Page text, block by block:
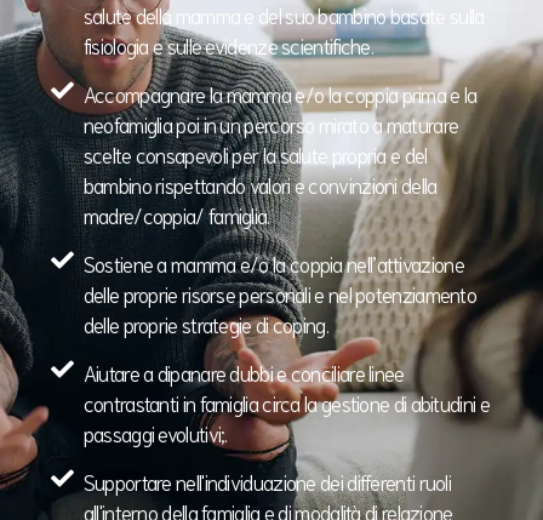
salute della mamma e del suo bambino basate sulla
fisiologia e sulle evidenze scientifiche.
Accompagnare la mamma e/o la coppia prima e la
neofamiglia poi in un percorso mirato a maturare
scelte consapevoli per la salute propria e del
bambino rispettando valori e convinzioni della
madre/coppia/ famiglia.
Sostiene a mamma e/o la coppia nell’attivazione
delle proprie risorse personali e nel potenziamento
delle proprie strategie di coping.
Aiutare a dipanare dubbi e conciliare linee
contrastanti in famiglia circa la gestione di abitudini e
passaggi evolutivi;.
Supportare nell'individuazione dei differenti ruoli
all'interno della famiglia e di modalità di relazione